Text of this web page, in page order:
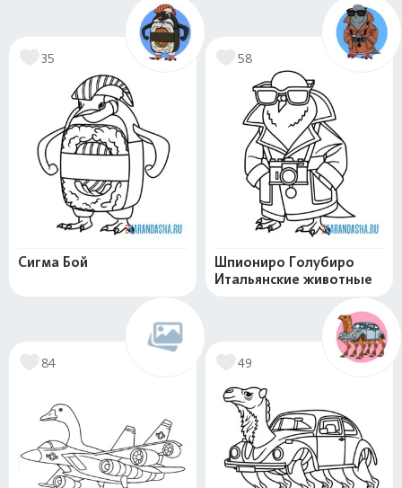
35
Сигма Бой
58
Шпиониро Голубиро
Итальянские животные
84 49